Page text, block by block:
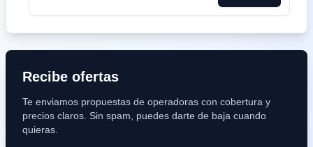
Recibe ofertas
Te enviamos propuestas de operadoras con cobertura y
precios claros. Sin spam, puedes darte de baja cuando
quieras.